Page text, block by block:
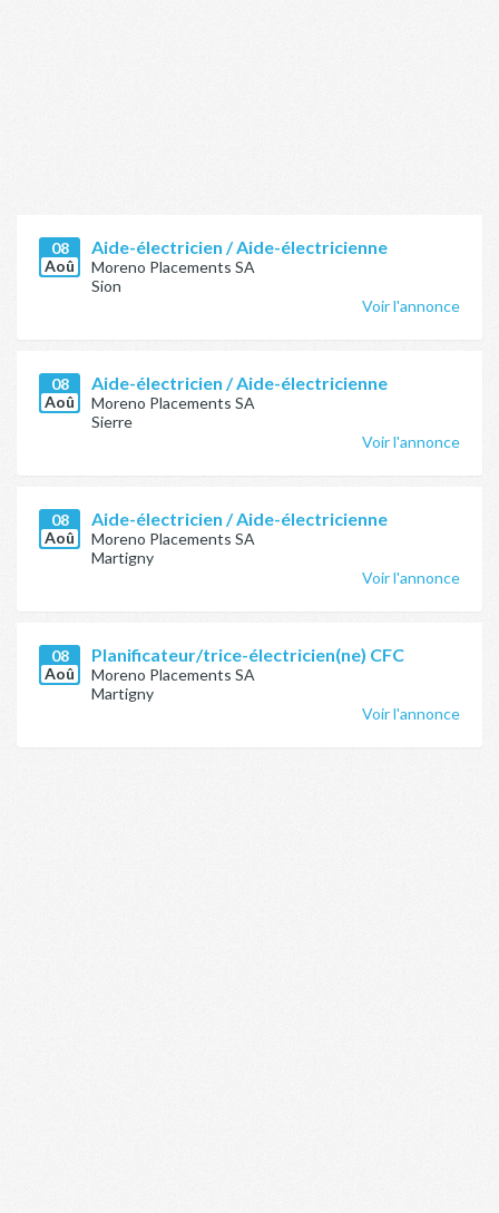
08
Aoû
Aide-électricien / Aide-électricienne
Moreno Placements SA
Sion
Voir l'annonce
08
Aoû
Aide-électricien / Aide-électricienne
Moreno Placements SA
Sierre
Voir l'annonce
08
Aoû
Aide-électricien / Aide-électricienne
Moreno Placements SA
Martigny
Voir l'annonce
08
Aoû
Planificateur/trice-électricien(ne) CFC
Moreno Placements SA
Martigny
Voir l'annonce